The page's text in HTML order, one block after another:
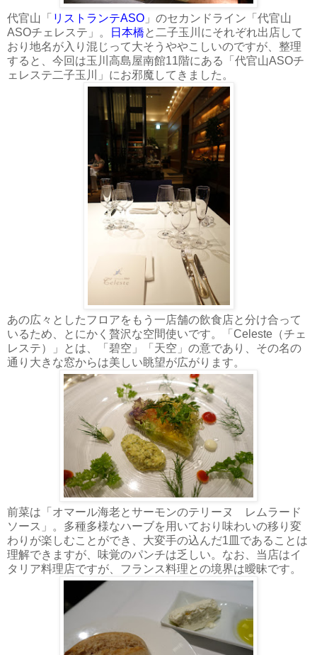
代官山「 リストランテASO 」のセカンドライン「代官山
ASOチェレステ」。
日本橋 と二子玉川にそれぞれ出店して
おり地名が入り混じって大そうややこしいのですが、整理
すると、今回は玉川高島屋南館11階にある「代官山ASOチ
ェレステ二子玉川」にお邪魔してきました。
あの広々としたフロアをもう一店舗の飲食店と分け合って
いるため、とにかく贅沢な空間使いです。「Celeste（チェ
レステ）」とは、「碧空」「天空」の意であり、その名の
通り大きな窓からは美しい眺望が広がります。
前菜は「オマール海老とサーモンのテリーヌ レムラード
ソース」。多種多様なハーブを用いており味わいの移り変
わりが楽しむことができ、大変手の込んだ1皿であることは
理解できますが、味覚のパンチは乏しい。なお、当店はイ
タリア料理店ですが、フランス料理との境界は曖昧です。